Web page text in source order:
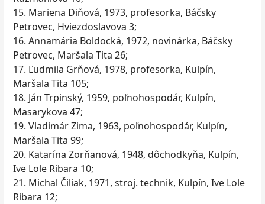
15. Mariena Diňová, 1973, profesorka, Báčsky
Petrovec, Hviezdoslavova 3;
16. Annamária Boldocká, 1972, novinárka, Báčsky
Petrovec, Maršala Tita 26;
17. Ľudmila Grňová, 1978, profesorka, Kulpín,
Maršala Tita 105;
18. Ján Trpinský, 1959, poľnohospodár, Kulpín,
Masarykova 47;
19. Vladimár Zima, 1963, poľnohospodár, Kulpín,
Maršala Tita 99;
20. Katarína Zorňanová, 1948, dôchodkyňa, Kulpín,
Ive Lole Ribara 10;
21. Michal Čiliak, 1971, stroj. technik, Kulpín, Ive Lole
Ribara 12;